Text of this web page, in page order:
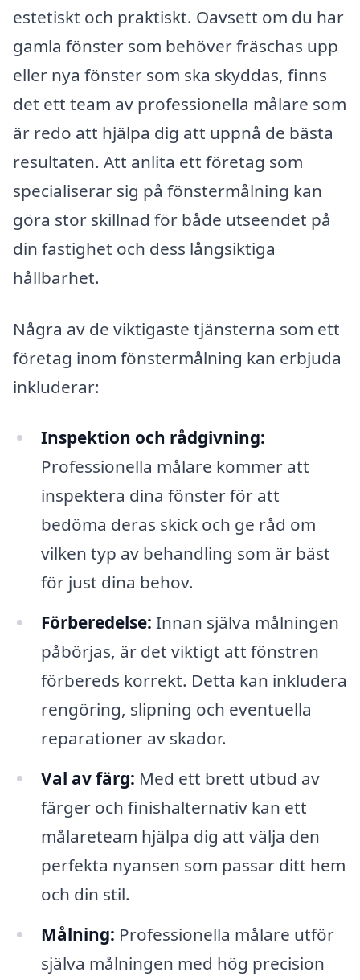
estetiskt och praktiskt. Oavsett om du har
gamla fönster som behöver fräschas upp
eller nya fönster som ska skyddas, finns
det ett team av professionella målare som
är redo att hjälpa dig att uppnå de bästa
resultaten. Att anlita ett företag som
specialiserar sig på fönstermålning kan
göra stor skillnad för både utseendet på
din fastighet och dess långsiktiga
hållbarhet.
Några av de viktigaste tjänsterna som ett
företag inom fönstermålning kan erbjuda
inkluderar:
Inspektion och rådgivning:
Professionella målare kommer att
inspektera dina fönster för att
bedöma deras skick och ge råd om
vilken typ av behandling som är bäst
för just dina behov.
Förberedelse: Innan själva målningen
påbörjas, är det viktigt att fönstren
förbereds korrekt. Detta kan inkludera
rengöring, slipning och eventuella
reparationer av skador.
Val av färg: Med ett brett utbud av
färger och finishalternativ kan ett
målareteam hjälpa dig att välja den
perfekta nyansen som passar ditt hem
och din stil.
Målning: Professionella målare utför
själva målningen med hög precision